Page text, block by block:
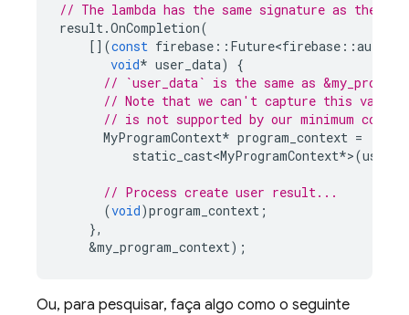
// The lambda has the same signature as the
result.OnCompletion(
[](const firebase :: Future<firebase ::auth
void* user_data)
{
// `user_data` is the same as
// Note that we can't capture this value
// is not supported by our minimum
MyProgramContext* program_context =
static_cast<MyProgramContext*>(
// Process create user result...
(void)program_context ;
},
&my_program_context);
Ou, para pesquisar, faça algo como o seguinte